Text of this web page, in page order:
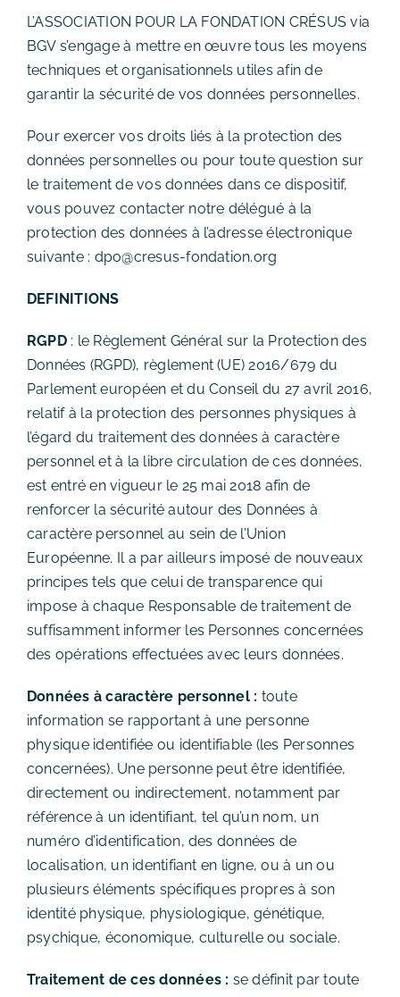
L’ASSOCIATION POUR LA FONDATION CRÉSUS via
BGV s’engage à mettre en œuvre tous les moyens
techniques et organisationnels utiles afin de
garantir la sécurité de vos données personnelles.
Pour exercer vos droits liés à la protection des
données personnelles ou pour toute question sur
le traitement de vos données dans ce dispositif,
vous pouvez contacter notre délégué à la
protection des données à l’adresse électronique
suivante : dpo@cresus-fondation.org
DEFINITIONS
RGPD: le Règlement Général sur la Protection des
Données (RGPD), règlement (UE) 2016/679 du
Parlement européen et du Conseil du 27 avril 2016,
relatif à la protection des personnes physiques à
l’égard du traitement des données à caractère
personnel et à la libre circulation de ces données,
est entré en vigueur le 25 mai 2018 afin de
renforcer la sécurité autour des Données à
caractère personnel au sein de l’Union
Européenne. Il a par ailleurs imposé de nouveaux
principes tels que celui de transparence qui
impose à chaque Responsable de traitement de
suffisamment informer les Personnes concernées
des opérations effectuées avec leurs données.
Données à caractère personnel : toute
information se rapportant à une personne
physique identifiée ou identifiable (les Personnes
concernées). Une personne peut être identifiée,
directement ou indirectement, notamment par
référence à un identifiant, tel qu’un nom, un
numéro d’identification, des données de
localisation, un identifiant en ligne, ou à un ou
plusieurs éléments spécifiques propres à son
identité physique, physiologique, génétique,
psychique, économique, culturelle ou sociale.
Traitement de ces données : se définit par toute